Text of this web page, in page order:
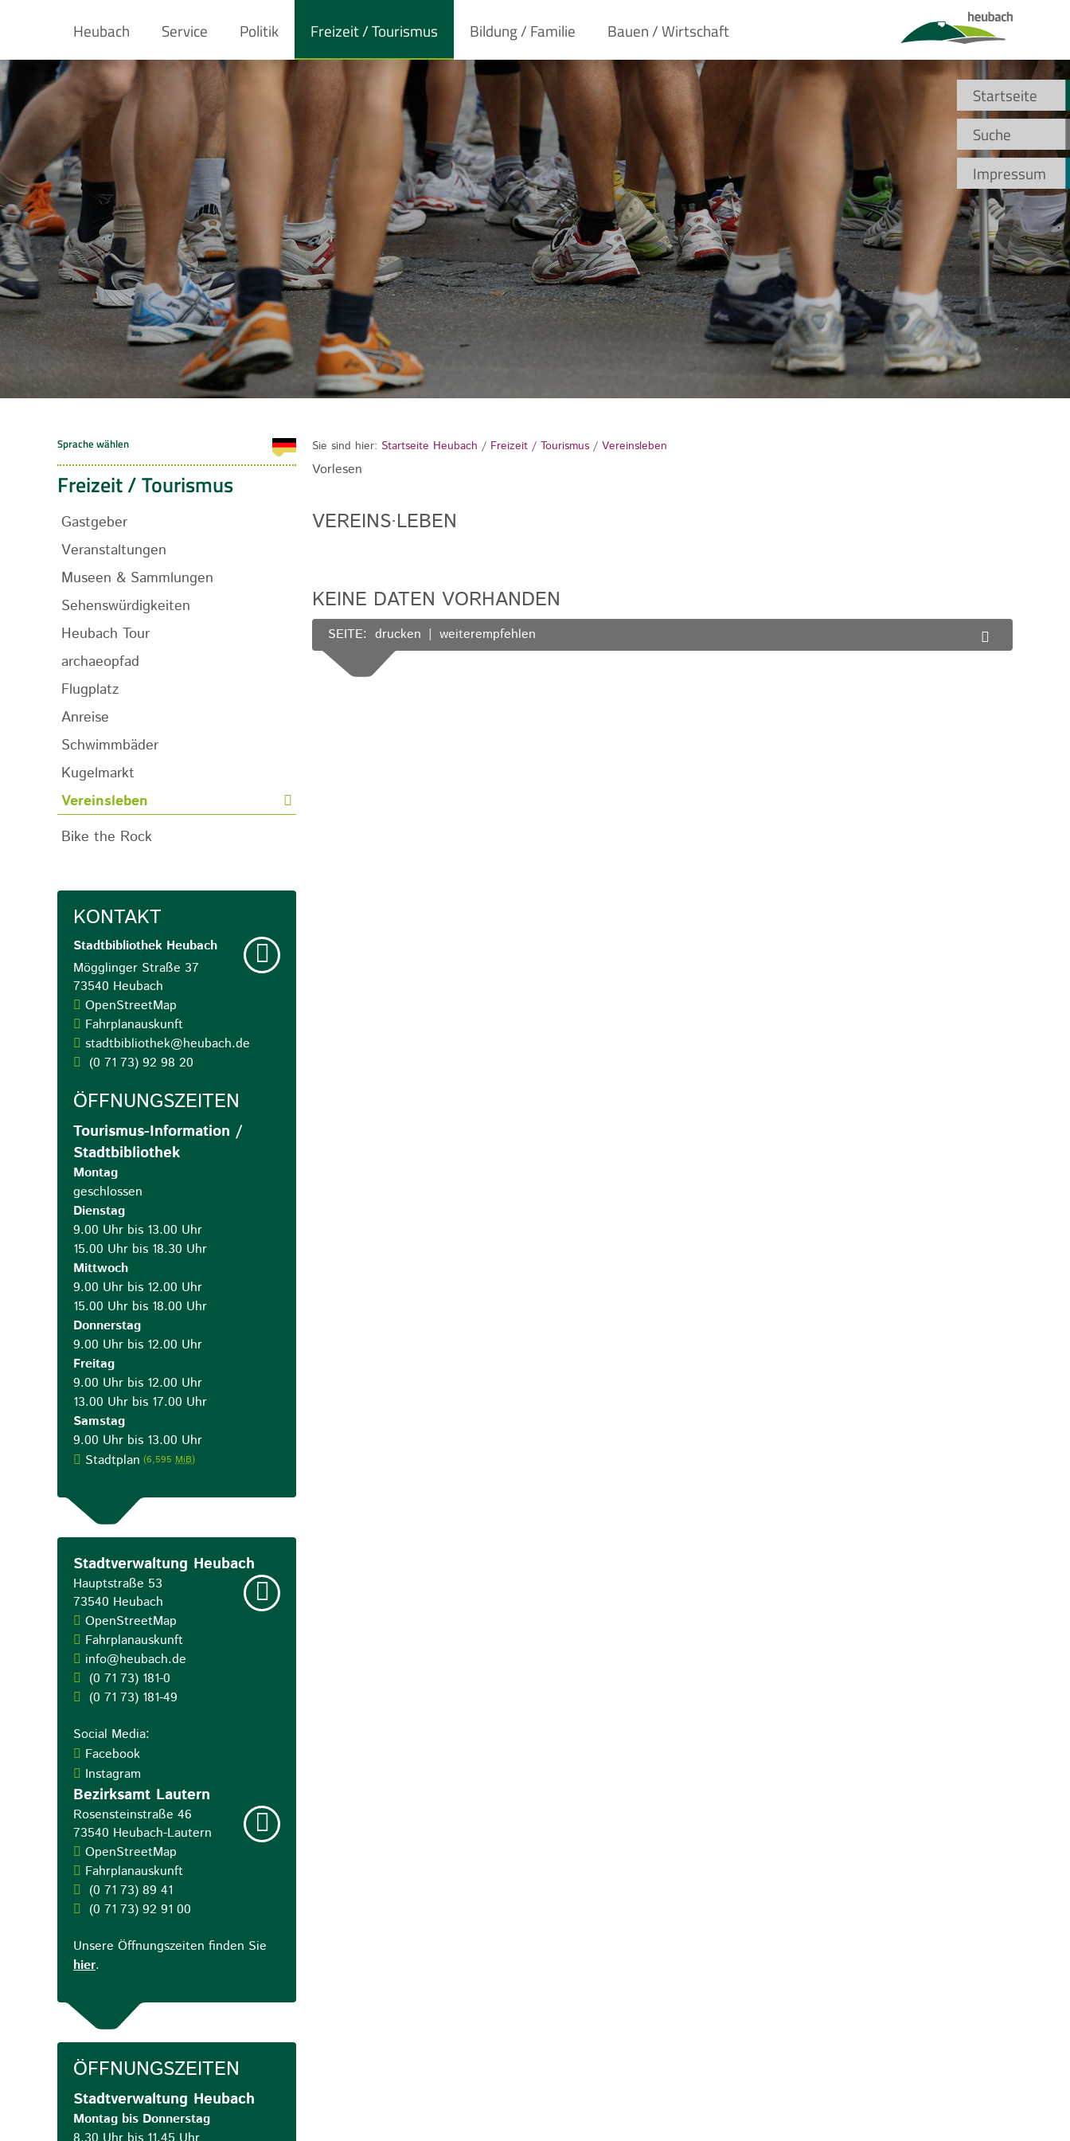
Heubach Service Politik Freizeit / Tourismus Bildung / Familie Bauen / Wirtschaft
Startseite
Suche
Impressum
Sie sind hier: Startseite Heubach / Freizeit / Tourismus / Vereinsleben
Vorlesen
VEREINS·LEBEN
KEINE DATEN VORHANDEN
SEITE: drucken weiterempfehlen
Freizeit / Tourismus
Gastgeber
Veranstaltungen
Museen & Sammlungen
Sehenswürdigkeiten
Heubach Tour
archaeopfad
Flugplatz
Anreise
Schwimmbäder
Kugelmarkt
Vereinsleben
Bike the Rock
KONTAKT
Stadtbibliothek Heubach
Mögglinger Straße 37
73540 Heubach
OpenStreetMap
Fahrplanauskunft
stadtbibliothek@heubach.de
(0 71 73) 92 98 20
ÖFFNUNGSZEITEN
Tourismus-Information /
Stadtbibliothek
Montag
geschlossen
Dienstag
9.00 Uhr bis 13.00 Uhr
15.00 Uhr bis 18.30 Uhr
Mittwoch
9.00 Uhr bis 12.00 Uhr
15.00 Uhr bis 18.00 Uhr
Donnerstag
9.00 Uhr bis 12.00 Uhr
Freitag
9.00 Uhr bis 12.00 Uhr
13.00 Uhr bis 17.00 Uhr
Samstag
9.00 Uhr bis 13.00 Uhr
Stadtplan (6,595 MiB)
Stadtverwaltung Heubach
Hauptstraße 53
73540 Heubach
OpenStreetMap
Fahrplanauskunft
info@heubach.de
(0 71 73) 181-0
(0 71 73) 181-49
Social Media:
Facebook
Instagram
Bezirksamt Lautern
Rosensteinstraße 46
73540 Heubach-Lautern
OpenStreetMap
Fahrplanauskunft
(0 71 73) 89 41
(0 71 73) 92 91 00
Unsere Öffnungszeiten finden Sie
hier.
ÖFFNUNGSZEITEN
Stadtverwaltung Heubach
Montag bis Donnerstag